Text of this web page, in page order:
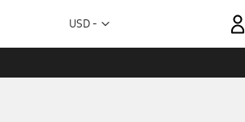
Moneda
USD -